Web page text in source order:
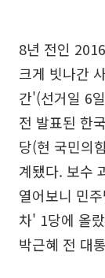
8년 전인
크게 빗나간
간'(선거일 6
전 발표된 한
당(현 국민의
계됐다. 보수
열어보니 민
차' 1당에 올
박근혜 전 대